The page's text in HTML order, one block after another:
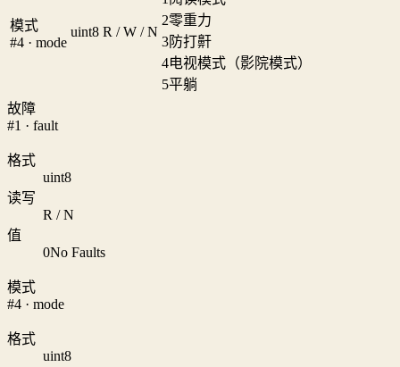
模式
#4 · mode
uint8 R / W / N
2零重力
3防打鼾
4电视模式（影院模式）
5平躺
故障
#1 · fault
格式
uint8
读写
R / N
值
0No Faults
模式
#4 · mode
格式
uint8